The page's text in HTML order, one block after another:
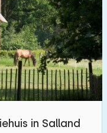
in Salland